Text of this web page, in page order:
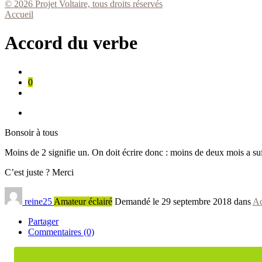
© 2026 Projet Voltaire, tous droits réservés
Accueil
Accord du verbe
0
Bonsoir à tous
Moins de 2 signifie un. On doit écrire donc : moins de deux mois a
C’est juste ? Merci
reine25 Amateur éclairé Demandé le 29 septembre 2018 dans
Partager
Commentaires (0)